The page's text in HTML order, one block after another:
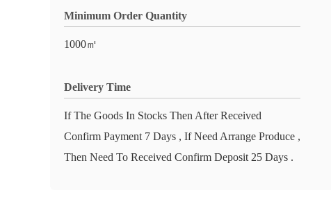
Minimum Order Quantity
1000㎡
Delivery Time
If The Goods In Stocks Then After Received
Confirm Payment 7 Days , If Need Arrange Produce ,
Then Need To Received Confirm Deposit 25 Days .